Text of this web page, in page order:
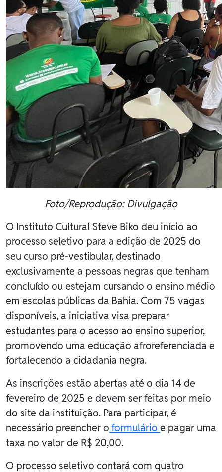
Foto/Reprodução: Divulgação
O Instituto Cultural Steve Biko deu início ao
processo seletivo para a edição de 2025 do
seu curso pré-vestibular, destinado
exclusivamente a pessoas negras que tenham
concluído ou estejam cursando o ensino médio
em escolas públicas da Bahia. Com 75 vagas
disponíveis, a iniciativa visa preparar
estudantes para o acesso ao ensino superior,
promovendo uma educação afroreferenciada e
fortalecendo a cidadania negra.
As inscrições estão abertas até o dia 14 de
fevereiro de 2025 e devem ser feitas por meio
do site da instituição. Para participar, é
necessário preencher o formulário e pagar uma
taxa no valor de R$ 20,00.
O processo seletivo contará com quatro